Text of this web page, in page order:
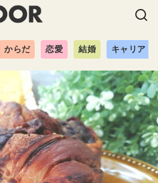
からだ 恋愛 結婚 キャリア